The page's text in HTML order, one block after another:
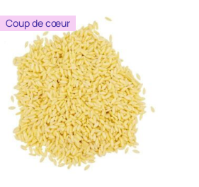
Coup de cœur